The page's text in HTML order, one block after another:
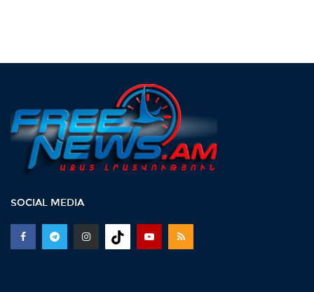
SOCIAL MEDIA